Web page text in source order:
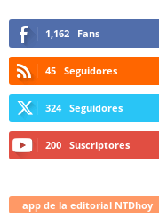
1,162 Fans
45 Seguidores
324 Seguidores
200 Suscriptores
app de la editorial NTDhoy